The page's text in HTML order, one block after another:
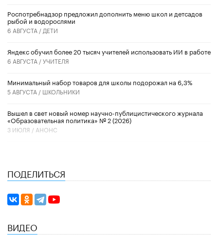
Роспотребнадзор предложил дополнить меню школ и детсадов
рыбой и водорослями
6 АВГУСТА / ДЕТИ
​Яндекс обучил более 20 тысяч учителей использовать ИИ в работе
6 АВГУСТА /УЧИТЕЛЯ
Минимальный набор товаров для школы подорожал на 6,3%
5 АВГУСТА / ШКОЛЬНИКИ
Вышел в свет новый номер научно-публицистического журнала
«Образовательная политика» № 2 (2026)
3 ИЮЛЯ / АНОНС
ПОДЕЛИТЬСЯ
ВИДЕО